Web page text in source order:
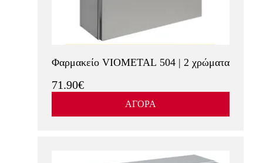
Φαρμακείο VIOMETAL 504 | 2 χρώματα
71.90€
ΑΓΟΡΑ